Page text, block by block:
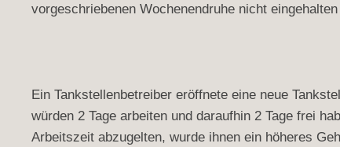
vorgeschriebenen Wochenendruhe nicht
Ein Tankstellenbetreiber eröffnete eine neue
würden 2 Tage arbeiten und daraufhin 2 Tage frei
Arbeitszeit abzugelten, wurde ihnen ein höheres